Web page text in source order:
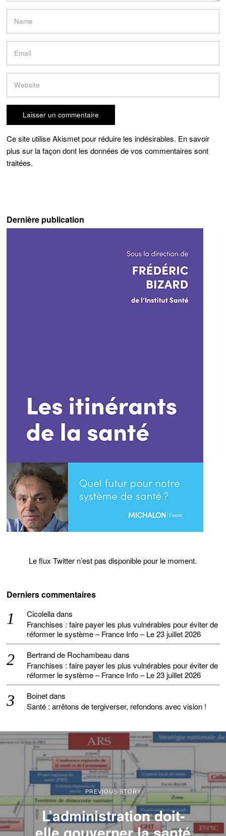
Ce site utilise Akismet pour réduire les indésirables. En savoir
plus sur la façon dont les données de vos commentaires sont
traitées.
Dernière publication
Le flux Twitter n’est pas disponible pour le moment.
Derniers commentaires
Cicolelladans
Franchises : faire payer les plus vulnérables pour éviter de
réformer le système – France Info – Le 23 juillet 2026
Bertrand de Rochambeaudans
Franchises : faire payer les plus vulnérables pour éviter de
réformer le système – France Info – Le 23 juillet 2026
Boinetdans
Santé : arrêtons de tergiverser, refondons avec vision !
PREVIOUS STORY
L’administration doit-